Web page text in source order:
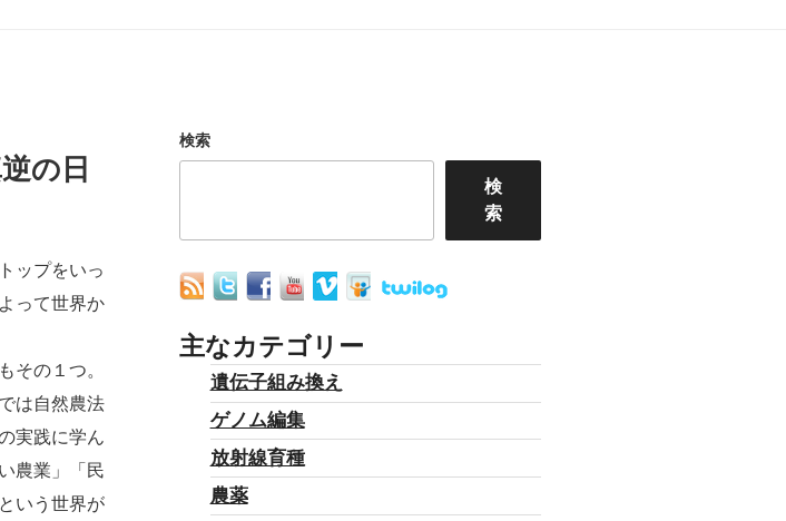
の日
ップをいっ
って世界か
その１つ。
は自然農法
実践に学ん
農業」「民
いう世界が
検索
検
索
主なカテゴリー
遺伝子組み換え
ゲノム編集
放射線育種
農薬